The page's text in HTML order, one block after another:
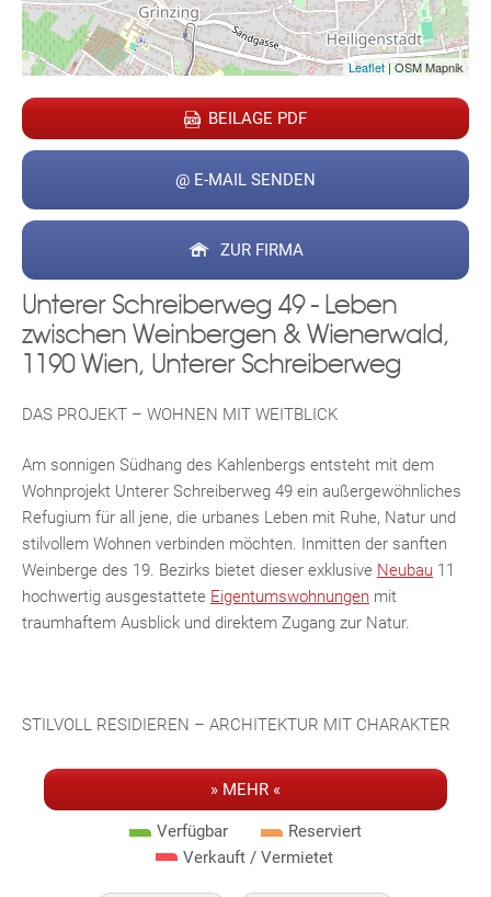
Leaflet| OSM Mapnik
BEILAGE PDF
@ E-MAIL SENDEN
ZUR FIRMA
Unterer Schreiberweg 49 - Leben
zwischen Weinbergen & Wienerwald,
1190 Wien, Unterer Schreiberweg
DAS PROJEKT – WOHNEN MIT WEITBLICK
Am sonnigen Südhang des Kahlenbergs entsteht mit dem
Wohnprojekt Unterer Schreiberweg 49 ein außergewöhnliches
Refugium für all jene, die urbanes Leben mit Ruhe, Natur und
stilvollem Wohnen verbinden möchten. Inmitten der sanften
Weinberge des 19. Bezirks bietet dieser exklusive Neubau 11
hochwertig ausgestattete Eigentumswohnungen mit
traumhaftem Ausblick und direktem Zugang zur Natur.
STILVOLL RESIDIEREN – ARCHITEKTUR MIT CHARAKTER
Zeitlose Eleganz trifft moderne Raffinesse: Die durchdachte
Architektur fügt sich harmonisch in das grüne, gewachsene
Umfeld ein und verleiht dem Projekt eine besondere Identität.
Die langlebige Klinkerfassade, kombiniert mit hochwertigen
» MEHR «
Verfügbar
Reserviert
Verkauft / Vermietet